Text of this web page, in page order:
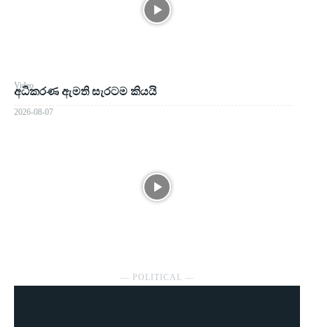
Video
අධිකරණ ඇමති සැරටම කියයි
2026-08-07
― POLITICAL ―